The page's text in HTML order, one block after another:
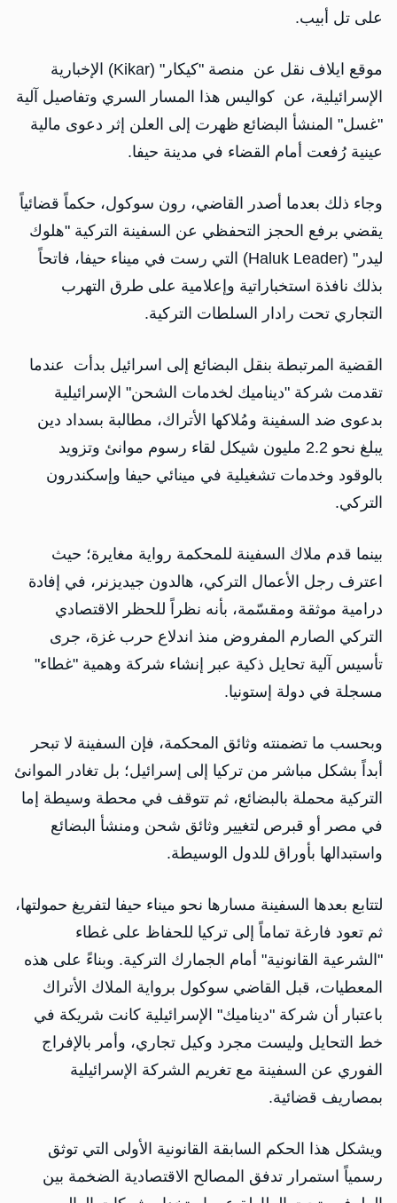
على تل أبيب.
موقع ايلاف نقل عن منصة "كيكار" (Kikar) الإخبارية
الإسرائيلية، عن كواليس هذا المسار السري وتفاصيل آلية
"غسل" المنشأ البضائع ظهرت إلى العلن إثر دعوى مالية
عينية رُفعت أمام القضاء في مدينة حيفا.
وجاء ذلك بعدما أصدر القاضي، رون سوكول، حكماً قضائياً
يقضي برفع الحجز التحفظي عن السفينة التركية "هلوك
ليدر" (Haluk Leader) التي رست في ميناء حيفا، فاتحاً
بذلك نافذة استخباراتية وإعلامية على طرق التهرب
التجاري تحت رادار السلطات التركية.
القضية المرتبطة بنقل البضائع إلى اسرائيل بدأت عندما
تقدمت شركة "ديناميك لخدمات الشحن" الإسرائيلية
بدعوى ضد السفينة ومُلاكها الأتراك، مطالبة بسداد دين
يبلغ نحو 2.2 مليون شيكل لقاء رسوم موانئ وتزويد
بالوقود وخدمات تشغيلية في مينائي حيفا وإسكندرون
التركي.
بينما قدم ملاك السفينة للمحكمة رواية مغايرة؛ حيث
اعترف رجل الأعمال التركي، هالدون جيديزنر، في إفادة
درامية موثقة ومقسّمة، بأنه نظراً للحظر الاقتصادي
التركي الصارم المفروض منذ اندلاع حرب غزة، جرى
تأسيس آلية تحايل ذكية عبر إنشاء شركة وهمية "غطاء"
مسجلة في دولة إستونيا.
وبحسب ما تضمنته وثائق المحكمة، فإن السفينة لا تبحر
أبداً بشكل مباشر من تركيا إلى إسرائيل؛ بل تغادر الموانئ
التركية محملة بالبضائع، ثم تتوقف في محطة وسيطة إما
في مصر أو قبرص لتغيير وثائق شحن ومنشأ البضائع
واستبدالها بأوراق للدول الوسيطة.
لتتابع بعدها السفينة مسارها نحو ميناء حيفا لتفريغ حمولتها،
ثم تعود فارغة تماماً إلى تركيا للحفاظ على غطاء
"الشرعية القانونية" أمام الجمارك التركية. وبناءً على هذه
المعطيات، قبل القاضي سوكول برواية الملاك الأتراك
باعتبار أن شركة "ديناميك" الإسرائيلية كانت شريكة في
خط التحايل وليست مجرد وكيل تجاري، وأمر بالإفراج
الفوري عن السفينة مع تغريم الشركة الإسرائيلية
بمصاريف قضائية.
ويشكل هذا الحكم السابقة القانونية الأولى التي توثق
رسمياً استمرار تدفق المصالح الاقتصادية الضخمة بين